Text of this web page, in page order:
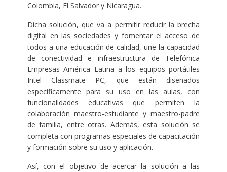
Colombia, El Salvador y Nicaragua.
Dicha solución, que va a permitir reducir la brecha
digital en las sociedades y fomentar el acceso de
todos a una educación de calidad, une la capacidad
de conectividad e infraestructura de Telefónica
Empresas América Latina a los equipos portátiles
Intel Classmate PC, que están diseñados
específicamente para su uso en las aulas, con
funcionalidades educativas que permiten la
colaboración maestro-estudiante y maestro-padre
de familia, entre otras. Además, esta solución se
completa con programas especiales de capacitación
y formación sobre su uso y aplicación.
Así, con el objetivo de acercar la solución a las